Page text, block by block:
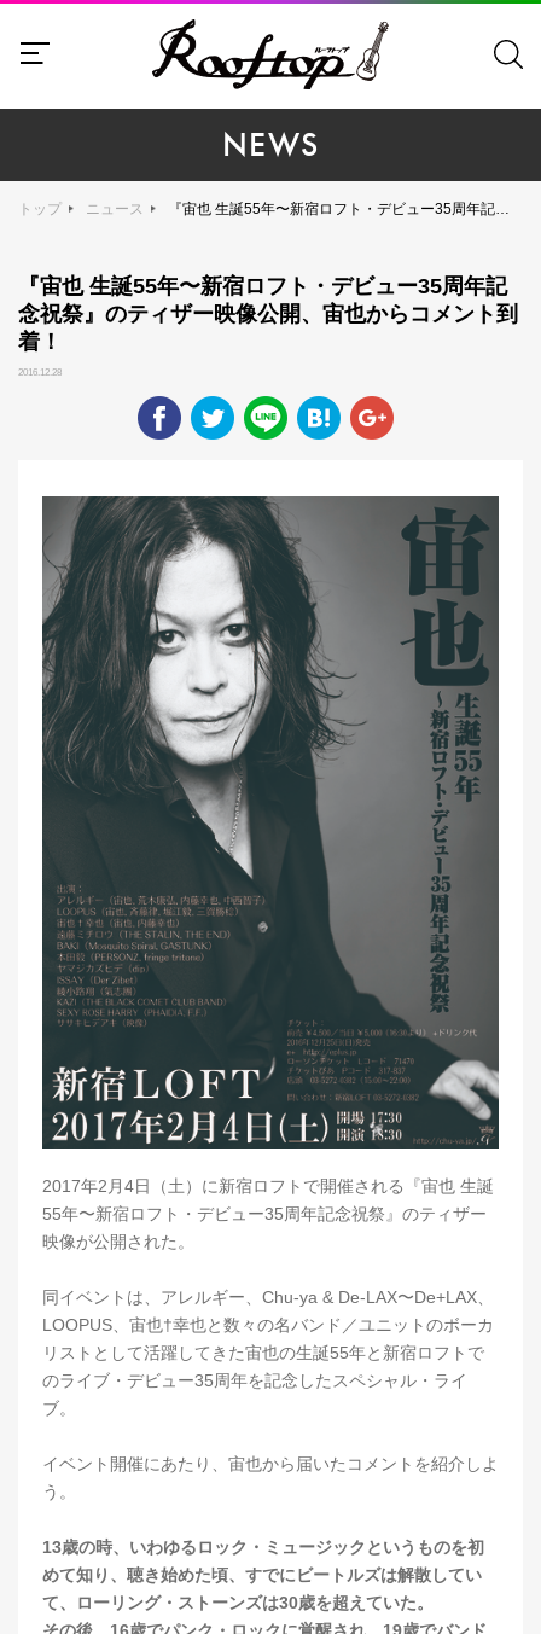
NEWS
トップ ニュース 『宙也 生誕55年〜新宿ロフト・デビュー35周年記念祝祭』のティザー映像公開、宙也からコメント到着！
『宙也 生誕55年〜新宿ロフト・デビュー35周年記
念祝祭』のティザー映像公開、宙也からコメント到
着！
2016.12.28
2017年2月4日（土）に新宿ロフトで開催される『宙也 生誕
55年〜新宿ロフト・デビュー35周年記念祝祭』のティザー
映像が公開された。
同イベントは、アレルギー、Chu-ya & De-LAX〜De+LAX、
LOOPUS、宙也†幸也と数々の名バンド／ユニットのボーカ
リストとして活躍してきた宙也の生誕55年と新宿ロフトで
のライブ・デビュー35周年を記念したスペシャル・ライ
ブ。
イベント開催にあたり、宙也から届いたコメントを紹介しよ
う。
13歳の時、いわゆるロック・ミュージックというものを初
めて知り、聴き始めた頃、すでにビートルズは解散してい
て、ローリング・ストーンズは30歳を超えていた。
その後、16歳でパンク・ロックに覚醒され、19歳でバンド